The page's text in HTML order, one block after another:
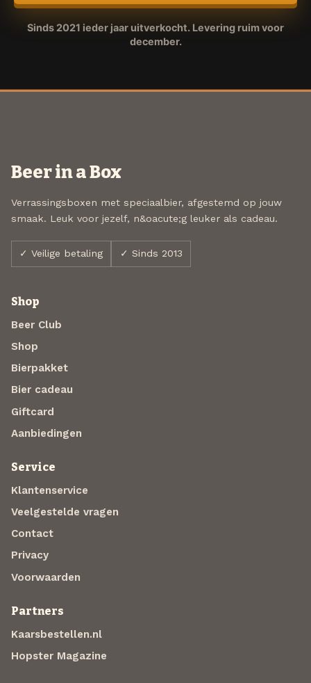
Sinds 2021 ieder jaar uitverkocht. Levering ruim voor
december.
Beer in a Box
Verrassingsboxen met speciaalbier, afgestemd op jouw
smaak. Leuk voor jezelf, n&oacute;g leuker als cadeau.
✓ Veilige betaling ✓ Sinds 2013
Shop
Beer Club
Shop
Bierpakket
Bier cadeau
Giftcard
Aanbiedingen
Service
Klantenservice
Veelgestelde vragen
Contact
Privacy
Voorwaarden
Partners
Kaarsbestellen.nl
Hopster Magazine